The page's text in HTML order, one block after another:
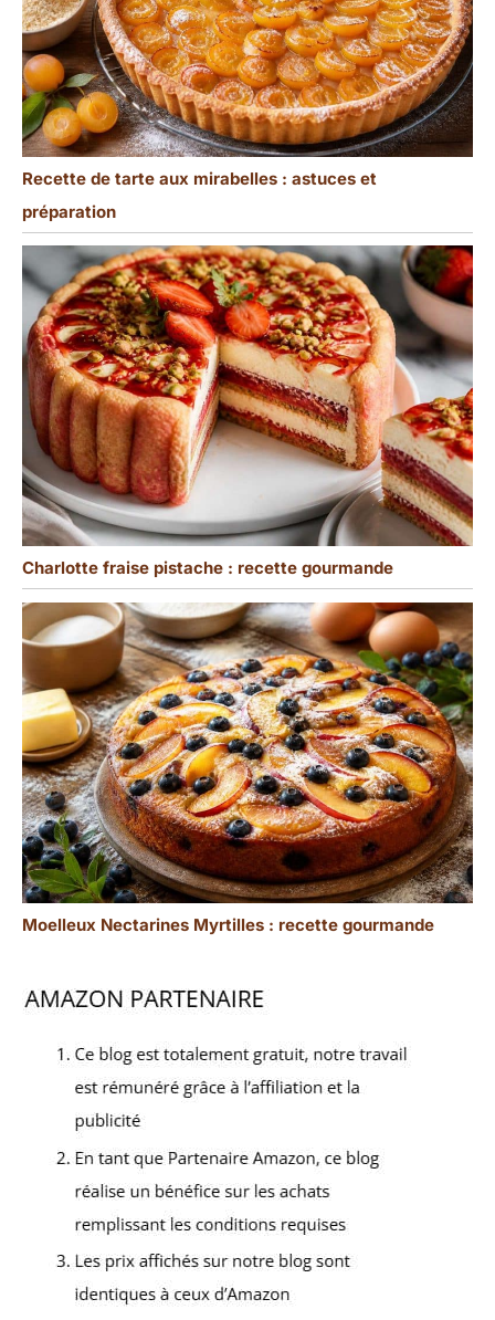
Recette de tarte aux mirabelles : astuces et
préparation
Charlotte fraise pistache : recette gourmande
Moelleux Nectarines Myrtilles : recette gourmande